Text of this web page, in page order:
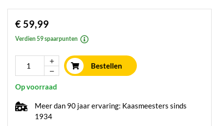
€ 59,99
Verdien 59 spaarpunten
Bestellen
Op voorraad
Meer dan 90 jaar ervaring: Kaasmeesters sinds
1934